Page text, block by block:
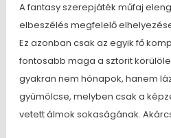
A fantasy szerepjáték műfaj
elbeszélés megfelelő
Ez azonban csak az egyik fő
fontosabb maga a sztorit
gyakran nem hónapok, hanem
gyümölcse, melyben csak a
vetett álmok sokaságának.